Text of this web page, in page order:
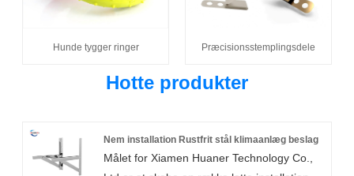
Hunde tygger ringer Præcisionsstemplingsdele
Hotte produkter
Nem installation Rustfrit stål klimaanlæg beslag
Målet for Xiamen Huaner Technology Co.,